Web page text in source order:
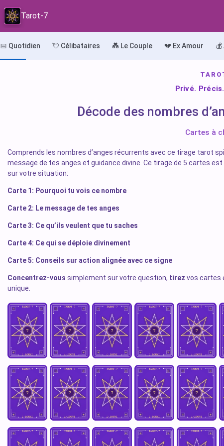
Tarot-7
📅 Quotidien 💘 Célibataires 💑 Le Couple 💔 Ex Amour
Privé.
Décode des nombres
Cartes à
Comprends les nombres d’anges récurrents avec ce tirage tarot
message de tes anges et guidance divine. Ce tirage de 5 cartes
sur votre situation:
Carte 1: Pourquoi tu vois ce nombre
Carte 2: Le message de tes anges
Carte 3: Ce qu’ils veulent que tu saches
Carte 4: Ce qui se déploie divinement
Carte 5: Conseils sur action alignée avec ce signe
Concentrez-vous simplement sur votre question, tirez vos cartes
unique.